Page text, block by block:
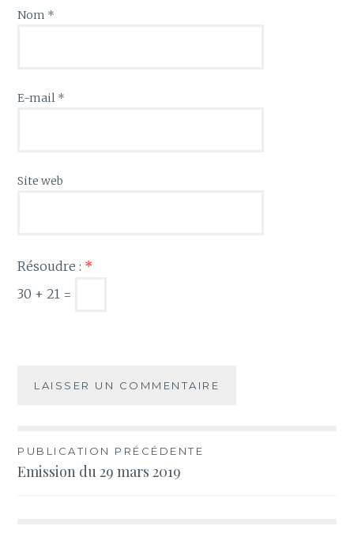
Nom *
E-mail *
Site web
Résoudre : *
30 + 21 =
Navigation
de
PUBLICATION PRÉCÉDENTE
Emission du 29 mars 2019